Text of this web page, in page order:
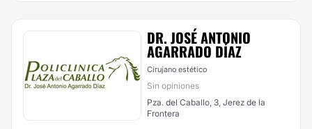
DR. JOSÉ ANTONIO
AGARRADO DÍAZ
Cirujano estético
Sin opiniones
Pza. del Caballo, 3, Jerez de la
Frontera